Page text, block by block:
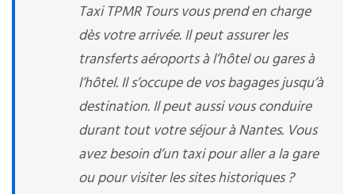
Taxi TPMR Tours vous prend en charge
dès votre arrivée. Il peut assurer les
transferts aéroports à l’hôtel ou gares à
l’hôtel. Il s’occupe de vos bagages jusqu’à
destination. Il peut aussi vous conduire
durant tout votre séjour à Nantes. Vous
avez besoin d’un taxi pour aller a la gare
ou pour visiter les sites historiques ?